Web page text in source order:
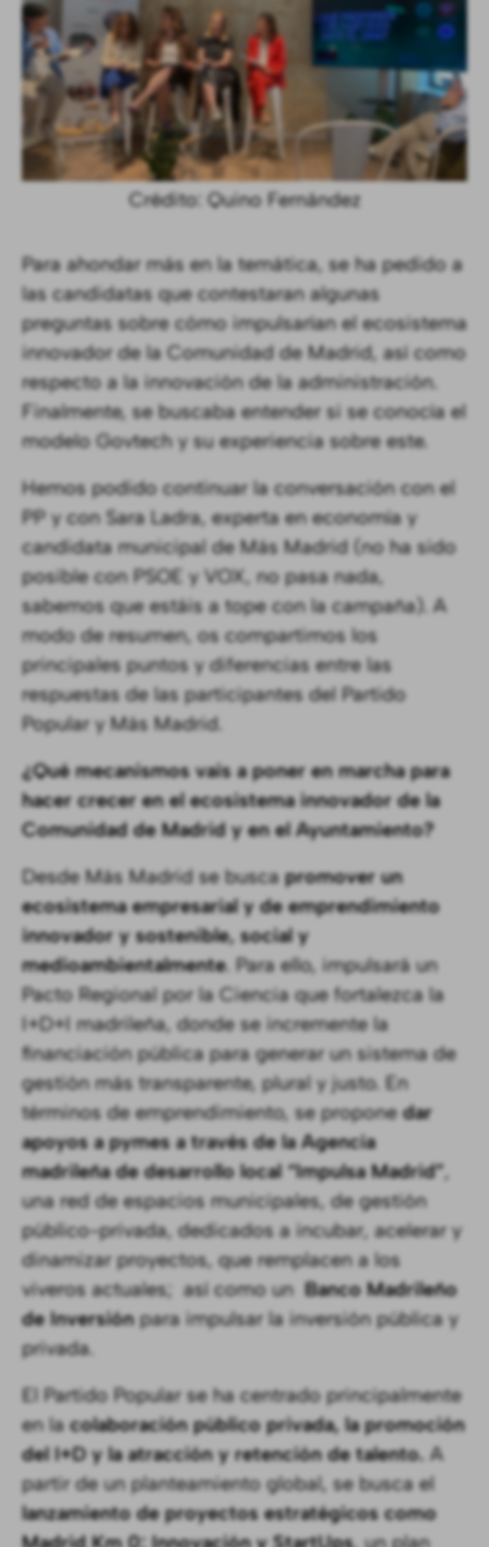
Crédito: Quino Fernández
Para ahondar más en la temática, se ha pedido a
las candidatas que contestaran algunas
preguntas sobre cómo impulsarían el ecosistema
innovador de la Comunidad de Madrid, así como
respecto a la innovación de la administración.
Finalmente, se buscaba entender si se conocía el
modelo Govtech y su experiencia sobre este.
Hemos podido continuar la conversación con el
PP y con Sara Ladra, experta en economía y
candidata municipal de Más Madrid (no ha sido
posible con PSOE y VOX, no pasa nada,
sabemos que estáis a tope con la campaña). A
modo de resumen, os compartimos los
principales puntos y diferencias entre las
respuestas de las participantes del Partido
Popular y Más Madrid.
¿Qué mecanismos vais a poner en marcha para
hacer crecer en el ecosistema innovador de la
Comunidad de Madrid y en el Ayuntamiento?
Desde Más Madrid se buscapromover un
ecosistema empresarial y de emprendimiento
innovador y sostenible, social y
medioambientalmente. Para ello, impulsará un
Pacto Regional por la Ciencia que fortalezca la
I+D+I madrileña, donde se incremente la
financiación pública para generar un sistema de
gestión más transparente, plural y justo. En
términos de emprendimiento, se proponedar
apoyos a pymes a través de la Agencia
madrileña de desarrollo local “Impulsa Madrid”,
una red de espacios municipales, de gestión
público-privada, dedicados a incubar, acelerar y
dinamizar proyectos, que remplacen a los
viveros actuales; así como un Banco Madrileño
de Inversiónpara impulsar la inversión pública y
privada.
El Partido Popular se ha centrado principalmente
en lacolaboración público privada, la promoción
del I+D y la atracción y retención de talento. A
partir de un planteamiento global, se busca el
lanzamiento de proyectos estratégicos como